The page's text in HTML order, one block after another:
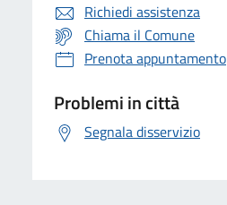
Richiedi assistenza
Chiama il Comune
Prenota appuntamento
Problemi in città
Segnala disservizio